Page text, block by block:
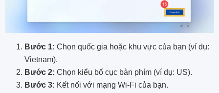
Bước 1: Chọn quốc gia hoặc khu vực của bạn (ví dụ:
Vietnam).
Bước 2: Chọn kiểu bố cục bàn phím (ví dụ: US).
Bước 3: Kết nối với mạng Wi-Fi của bạn.